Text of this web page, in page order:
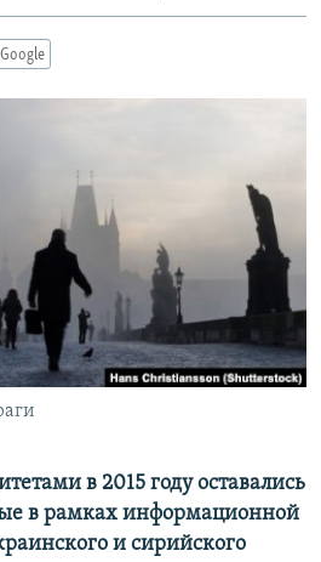
в 2015 году оставались
в рамках информационной
и сирийского